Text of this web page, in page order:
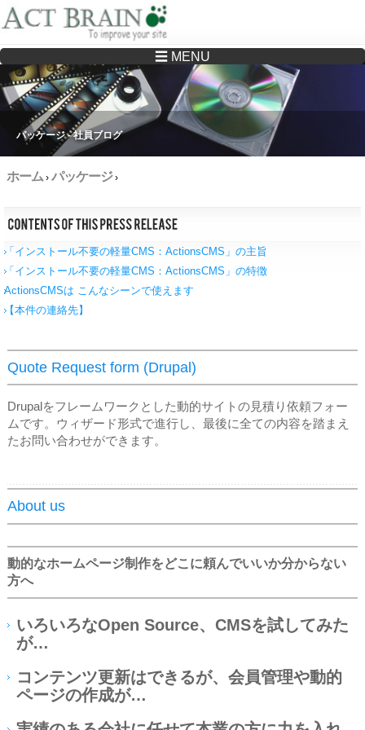
Drupalサイトの制作・保守をどこに頼んでいいか分からない方へ…まずはご相談く
ださい
☰ MENU
パッケージ - 社員ブログ
ホーム› パッケージ›
「インストール不要の軽量CMS：ActionsCMS」の主旨
「インストール不要の軽量CMS：ActionsCMS」の特徴
ActionsCMSは こんなシーンで使えます
【本件の連絡先】
Quote Request form (Drupal)
Drupalをフレームワークとした動的サイトの見積り依頼フォー
ムです。ウィザード形式で進行し、最後に全ての内容を踏まえ
たお問い合わせができます。
About us
動的なホームページ制作をどこに頼んでいいか分からない
方へ
いろいろなOpen Source、CMSを試してみた
が…
コンテンツ更新はできるが、会員管理や動的
ページの作成が…